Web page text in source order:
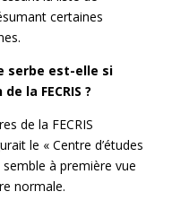
certaines
serbe est-elle si
la FECRIS ?
de la FECRIS
le « Centre d’études
à première vue
normale.